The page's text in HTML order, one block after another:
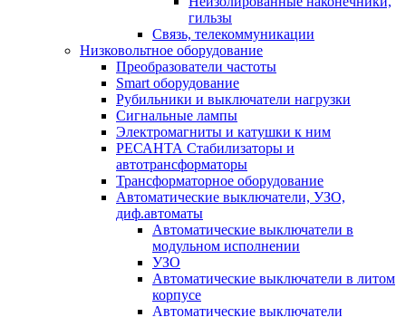
гильзы
Связь, телекоммуникации
Низковольтное оборудование
Преобразователи частоты
Smart оборудование
Рубильники и выключатели нагрузки
Сигнальные лампы
Электромагниты и катушки к ним
РЕСАНТА Стабилизаторы и
автотрансформаторы
Трансформаторное оборудование
Автоматические выключатели, УЗО,
диф.автоматы
Автоматические выключатели в
модульном исполнении
УЗО
Автоматические выключатели в литом
корпусе
Автоматические выключатели